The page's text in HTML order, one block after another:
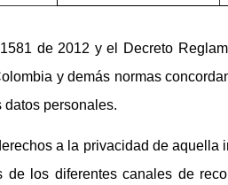
de 2012 y el Decreto
y demás normas
personales.
a la privacidad de aquella
los diferentes canales de